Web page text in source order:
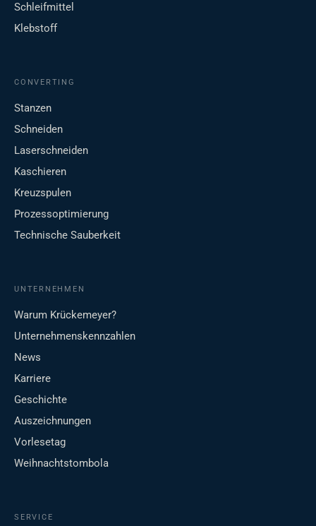
Schleifmittel
Klebstoff
CONVERTING
Stanzen
Schneiden
Laserschneiden
Kaschieren
Kreuzspulen
Prozessoptimierung
Technische Sauberkeit
UNTERNEHMEN
Warum Krückemeyer?
Unternehmenskennzahlen
News
Karriere
Geschichte
Auszeichnungen
Vorlesetag
Weihnachtstombola
SERVICE